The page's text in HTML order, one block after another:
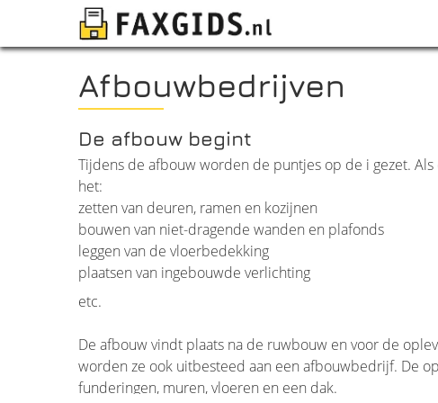
Afbouwbedrijven
De afbouw begint
Tijdens de afbouw worden de puntjes op de i gezet.
het:
zetten van deuren, ramen en kozijnen
bouwen van niet-dragende wanden en plafonds
leggen van de vloerbedekking
plaatsen van ingebouwde verlichting
etc.
De afbouw vindt plaats na de ruwbouw en voor de
worden ze ook uitbesteed aan een afbouwbedrijf. De
funderingen, muren, vloeren en een dak.